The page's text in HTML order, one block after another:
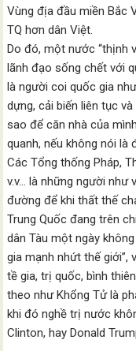
Vùng địa đầu miền Bắc
TQ hơn dân Việt.
Do đó, một nước “thịnh
lãnh đạo sống chết với
là người coi quốc gia
dựng, cải biến liên tục
sao để căn nhà của
quanh, nếu không nói là
Các Tổng thống Pháp,
v.v… là những người như
đường để khi thất thế
Trung Quốc đang trên
dân Tàu một ngày
gia mạnh nhứt thế giới”,
tề gia, trị quốc, bình
theo như Khổng Tử là
khi đó nghề trị nước
Clinton, hay Donald